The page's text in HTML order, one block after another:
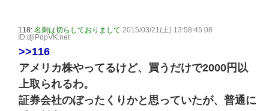
118: 名刺は切らしておりまして 2015/03/21(土) 13:58:45.08
ID:djlPdpVK.net
>>116
アメリカ株やってるけど、買うだけで2000円以
上取られるわ。
証券会社のぼったくりかと思っていたが、普通に